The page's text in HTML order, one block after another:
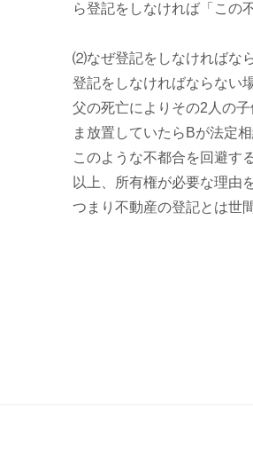
ら登記をしなければ「この
⑵なぜ登記をしなければな
登記をしなければならない
父の死亡によりその2人の
ま放置していたらBが法定
このような不都合を回避す
以上、所有権が必要な理由
つまり不動産の登記とは世